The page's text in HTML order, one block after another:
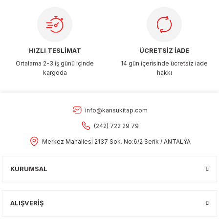
HIZLI TESLİMAT
Ortalama 2-3 iş günü içinde
kargoda
ÜCRETSİZ İADE
14 gün içerisinde ücretsiz iade
hakkı
info@kansukitap.com
(242) 722 29 79
Merkez Mahallesi 2137 Sok. No:6/2 Serik / ANTALYA
KURUMSAL
ALIŞVERİŞ